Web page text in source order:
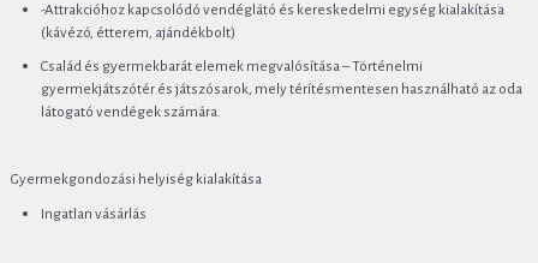
-Attrakcióhoz kapcsolódó vendéglátó és kereskedelmi egység kialakítása
(kávézó, étterem, ajándékbolt)
Család és gyermekbarát elemek megvalósítása – Történelmi
gyermekjátszótér és játszósarok, mely térítésmentesen használható az oda
látogató vendégek számára.
Gyermekgondozási helyiség kialakítása
Ingatlan vásárlás